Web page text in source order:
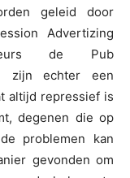
geleid door
Advertizing
de Pub
zijn echter een
altijd repressief is
degenen die op
problemen kan
gevonden om